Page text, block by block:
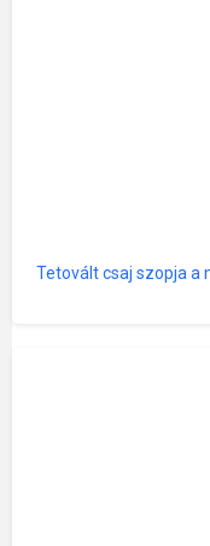
Tetovált csaj szopja